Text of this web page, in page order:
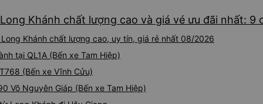
liên tục hỏi trên Google
khách sạn của chúng tôi
Khánh chất lượng cao và giá vé ưu đãi nhất: 9
Khánh chất lượng cao, uy tín, giá rẻ nhất 08/2026
tại QL1A (Bến xe Tam Hiệp)
(Bến xe Vĩnh Cửu)
Võ Nguyên Giáp (Bến xe Tam Hiệp)